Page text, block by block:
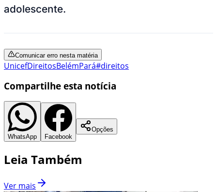
adolescente.
Comunicar erro nesta matéria
UnicefDireitosBelémPará#direitos
Compartilhe esta notícia
WhatsApp Facebook
Opções
Leia Também
Ver mais